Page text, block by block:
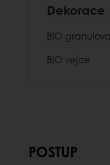
Dekorace
BIO
BIO vejce
POSTUP